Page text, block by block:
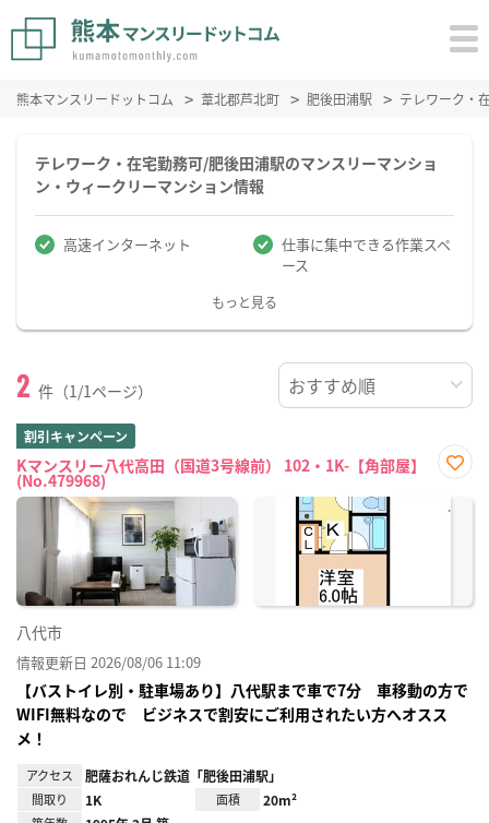
熊本マンスリードットコム 葦北郡芦北町 肥後田浦駅 テレワーク・
テレワーク・在宅勤務可/肥後田浦駅のマンスリーマンショ
ン・ウィークリーマンション情報
高速インターネット
仕事に集中できる作業スペ
ース
もっと見る
2 件（1/1ページ）
割引キャンペーン
Kマンスリー八代高田（国道3号線前） 102・1K-【角部屋】
(No.479968)
に入
り登
八代市
情報更新日 2026/08/06 11:09
【バストイレ別・駐車場あり】八代駅まで車で7分 車移動の方で
WIFI無料なので ビジネスで割安にご利用されたい方へオスス
メ！
アクセス 肥薩おれんじ鉄道「肥後田浦駅」
間取り 1K 面積 20m²